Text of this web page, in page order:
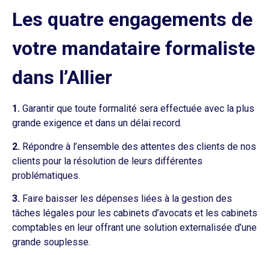
Les quatre engagements de
votre mandataire formaliste
dans l’Allier
1. Garantir que toute formalité sera effectuée avec la plus
grande exigence et dans un délai record.
2. Répondre à l’ensemble des attentes des clients de nos
clients pour la résolution de leurs différentes
problématiques.
3. Faire baisser les dépenses liées à la gestion des
tâches légales pour les cabinets d’avocats et les cabinets
comptables en leur offrant une solution externalisée d’une
grande souplesse.